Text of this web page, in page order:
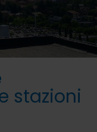
stazioni